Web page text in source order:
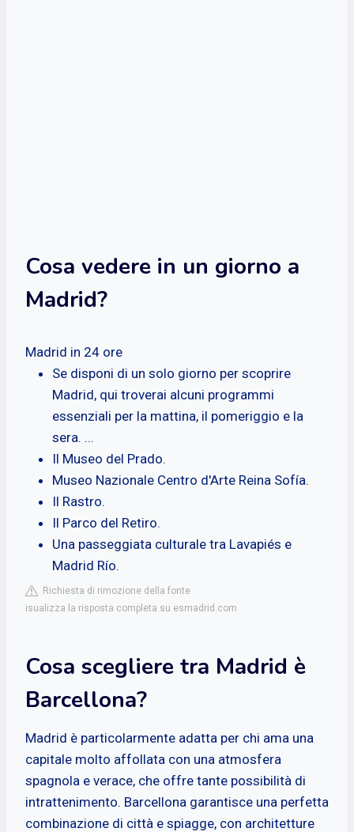
Cosa vedere in un giorno a
Madrid?
Madrid in 24 ore
Se disponi di un solo giorno per scoprire
Madrid, qui troverai alcuni programmi
essenziali per la mattina, il pomeriggio e la
sera. ...
Il Museo del Prado.
Museo Nazionale Centro d'Arte Reina Sofía.
Il Rastro.
Il Parco del Retiro.
Una passeggiata culturale tra Lavapiés e
Madrid Río.
Richiesta di rimozione della fonte
isualizza la risposta completa su esmadrid.com
Cosa scegliere tra Madrid è
Barcellona?
Madrid è particolarmente adatta per chi ama una
capitale molto affollata con una atmosfera
spagnola e verace, che offre tante possibilità di
intrattenimento. Barcellona garantisce una perfetta
combinazione di città e spiagge, con architetture